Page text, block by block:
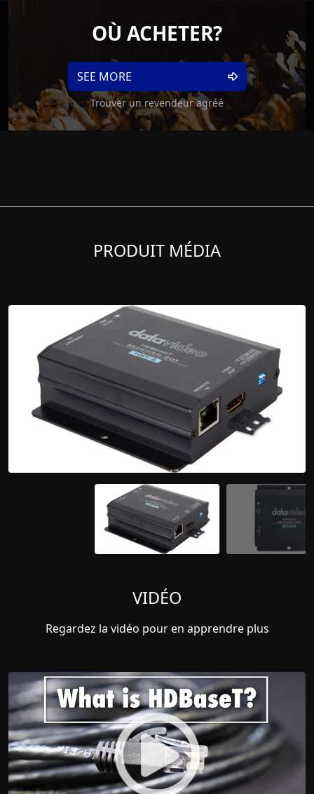
OÙ ACHETER?
SEE MORE
Trouver un revendeur agréé
PRODUIT MÉDIA
VIDÉO
Regardez la vidéo pour en apprendre plus